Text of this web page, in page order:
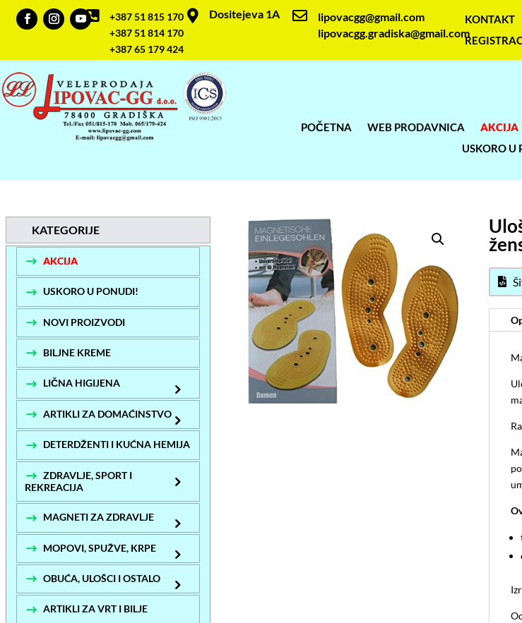

+387 51 815 170
+387 51 814 170
+387 65 179 424
 Dositejeva 1A 
lipovacgg@gmail.com
lipovacgg.gradiska@gmail.com
KONTAKT
POČETNA WEB PRODAVNICA AKCIJA
USKORO U
KATEGORIJE
AKCIJA
USKORO U PONUDI!
NOVI PROIZVODI
BILJNE KREME
LIČNA HIGIJENA
ARTIKLI ZA DOMAĆINSTVO
DETERDŽENTI I KUĆNA HEMIJA
ZDRAVLJE, SPORT I
REKREACIJA
MAGNETI ZA ZDRAVLJE
MOPOVI, SPUŽVE, KRPE
OBUĆA, ULOŠCI I OSTALO
ARTIKLI ZA VRT I BILJE